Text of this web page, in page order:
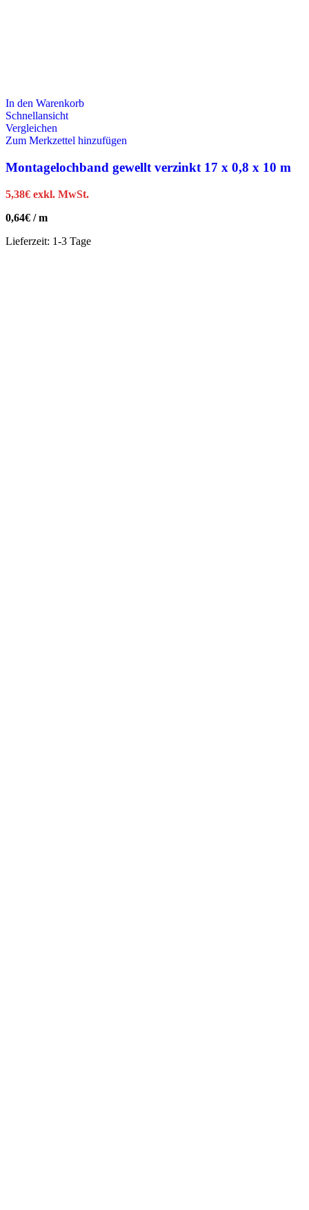
In den Warenkorb
Schnellansicht
Vergleichen
Zum Merkzettel hinzufügen
Montagelochband gewellt verzinkt 17 x 0,8 x 10 m
5,38€ exkl. MwSt.
0,64€ /m
Lieferzeit: 1-3 Tage